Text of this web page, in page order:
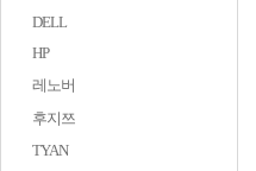
DELL
HP
레노버
후지쯔
TYAN